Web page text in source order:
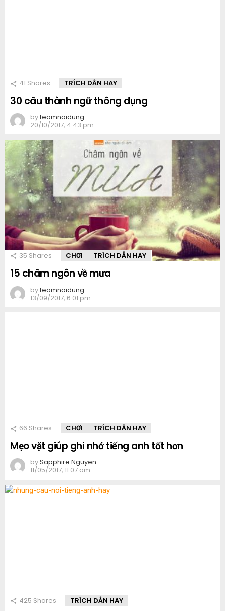
41 Shares TRÍCH DẪN HAY
30 câu thành ngữ thông dụng
byteamnoidung
20/10/2017, 4:43 pm
35 Shares CHƠI TRÍCH DẪN HAY
15 châm ngôn về mưa
byteamnoidung
13/09/2017, 6:01 pm
66 Shares CHƠI TRÍCH DẪN HAY
Mẹo vặt giúp ghi nhớ tiếng anh tốt hơn
bySapphire Nguyen
11/05/2017, 11:07 am
425 Shares TRÍCH DẪN HAY